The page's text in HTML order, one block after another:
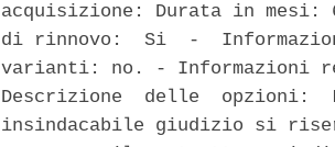
acquisizione: Durata in
di rinnovo:  Si  -
varianti: no. - Informazioni
Descrizione  delle  opzioni:
insindacabile giudizio si